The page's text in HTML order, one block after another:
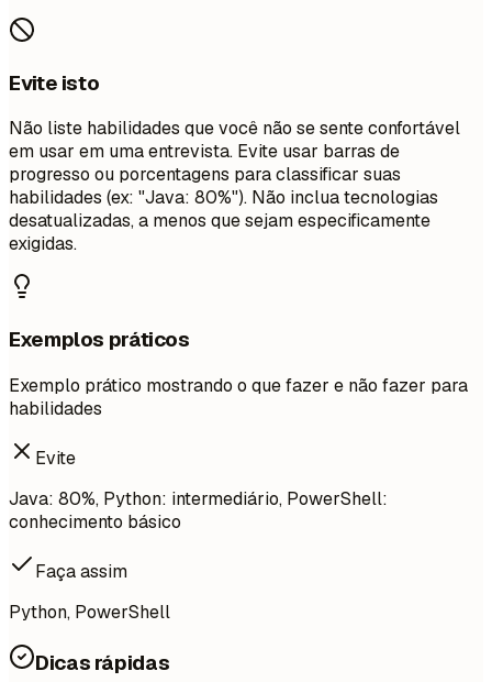
Evite isto
Não liste habilidades que você não se sente confortável
em usar em uma entrevista. Evite usar barras de
progresso ou porcentagens para classificar suas
habilidades (ex: "Java: 80%"). Não inclua tecnologias
desatualizadas, a menos que sejam especificamente
exigidas.
Exemplos práticos
Exemplo prático mostrando o que fazer e não fazer para
habilidades
Evite
Java: 80%, Python: intermediário, PowerShell:
conhecimento básico
Faça assim
Python, PowerShell
Dicas rápidas